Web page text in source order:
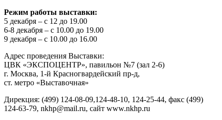
Режим работы выставки:
5 декабря – с 12 до 19.00
6-8 декабря – с 10.00 до 19.00
9 декабря – с 10.00 до 16.00
Адрес проведения Выставки:
ЦВК «ЭКСПОЦЕНТР», павильон №7 (зал 2-6)
г. Москва, 1-й Красногвардейский пр-д,
ст. метро «Выставочная»
Дирекция: (499) 124-08-09,124-48-10, 124-25-44, факс (499)
124-63-79, nkhp@mail.ru, сайт www.nkhp.ru